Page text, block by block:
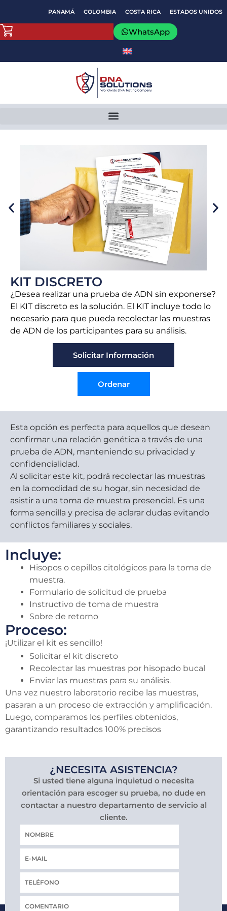
contenido
PANAMÁ COLOMBIA COSTA RICA ESTADOS UNIDOS
WhatsApp
KIT DISCRETO
¿Desea realizar una prueba de ADN sin exponerse?
El KIT discreto es la solución. El KIT incluye todo lo
necesario para que pueda recolectar las muestras
de ADN de los participantes para su análisis.
Solicitar Información
Ordenar
Esta opción es perfecta para aquellos que desean
confirmar una relación genética a través de una
prueba de ADN, manteniendo su privacidad y
confidencialidad.
Al solicitar este kit, podrá recolectar las muestras
en la comodidad de su hogar, sin necesidad de
asistir a una toma de muestra presencial. Es una
forma sencilla y precisa de aclarar dudas evitando
conflictos familiares y sociales.
Incluye:
Hisopos o cepillos citológicos para la toma de
muestra.
Formulario de solicitud de prueba
Instructivo de toma de muestra
Sobre de retorno
Proceso:
¡Utilizar el kit es sencillo!
Solicitar el kit discreto
Recolectar las muestras por hisopado bucal
Enviar las muestras para su análisis.
Una vez nuestro laboratorio recibe las muestras,
pasaran a un proceso de extracción y amplificación.
Luego, comparamos los perfiles obtenidos,
garantizando resultados 100% precisos
¿NECESITA ASISTENCIA?
Si usted tiene alguna inquietud o necesita
orientación para escoger su prueba, no dude en
contactar a nuestro departamento de servicio al
cliente.
Nombre
Correo
Teléfono
COMENTARIO